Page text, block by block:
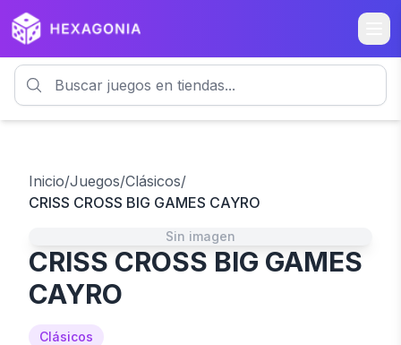
Inicio/Juegos/Clásicos/
CRISS CROSS BIG GAMES CAYRO
Sin imagen
CRISS CROSS BIG GAMES
CAYRO
Clásicos